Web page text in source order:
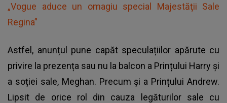
„Vogue aduce un omagiu special Majestăţii Sale
Regina”
Astfel, anunțul pune capăt speculațiilor apărute cu
privire la prezența sau nu la balcon a Prințului Harry și
a soției sale, Meghan. Precum și a Prințului Andrew.
Lipsit de orice rol din cauza legăturilor sale cu